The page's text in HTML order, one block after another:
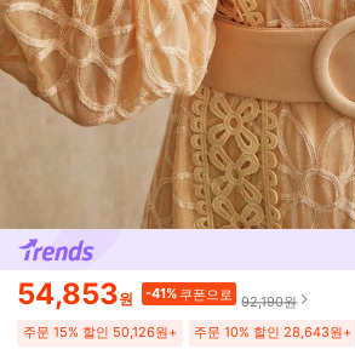
54,853원 -41%쿠폰으로 92,190원
주문 15% 할인 50,126원+ 주문 10% 할인 28,643원+